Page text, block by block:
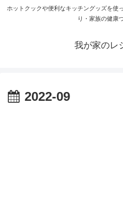
ホットクックや便利なキッチングッズを使
り・家族の健康
我が家のレ
2022-09